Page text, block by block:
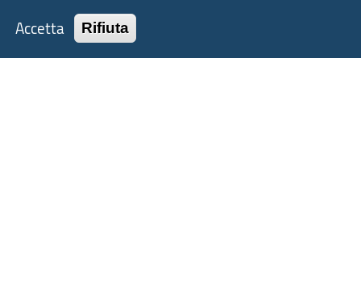
Copyright © 2017 Città metropolitana di Genova |
Accetta
Rifiuta